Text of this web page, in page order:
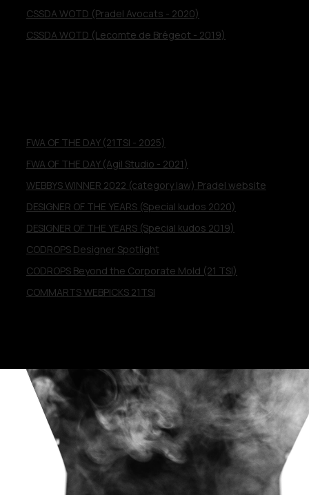
CSSDA WOTD (Pradel Avocats - 2020)
CSSDA WOTD (Lecomte de Brégeot - 2019)
FWA OF THE DAY (21TSI - 2025)
FWA OF THE DAY (Agil Studio - 2021)
WEBBYS WINNER 2022 (category law) Pradel website
DESIGNER OF THE YEARS (Special kudos 2020)
DESIGNER OF THE YEARS (Special kudos 2019)
CODROPS Designer Spotlight
CODROPS Beyond the Corporate Mold (21 TSI)
COMMARTS WEBPICKS 21TSI